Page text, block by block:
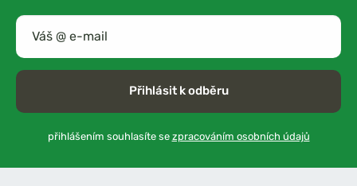
Přihlásit k odběru
přihlášením souhlasíte se zpracováním osobních údajů